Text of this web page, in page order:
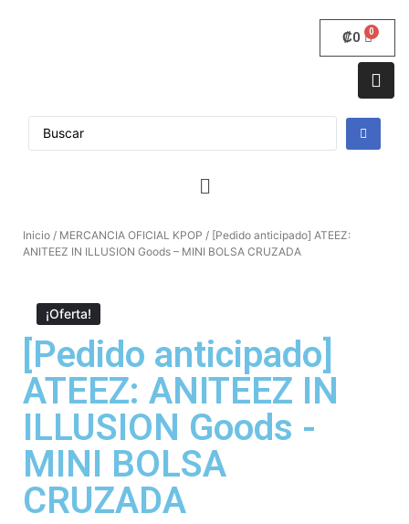
₡0
Inicio / MERCANCIA OFICIAL KPOP / [Pedido anticipado] ATEEZ:
ANITEEZ IN ILLUSION Goods – MINI BOLSA CRUZADA
¡Oferta!
[Pedido anticipado]
ATEEZ: ANITEEZ IN
ILLUSION Goods -
MINI BOLSA
CRUZADA